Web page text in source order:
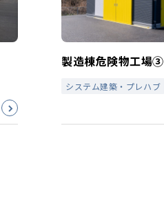
製造棟危険物工場③
システム建築・プレハブ